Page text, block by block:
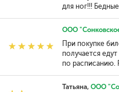
для ног!!!
ООО
При покупке
получается
по расписанию.
Татьяна, ООО